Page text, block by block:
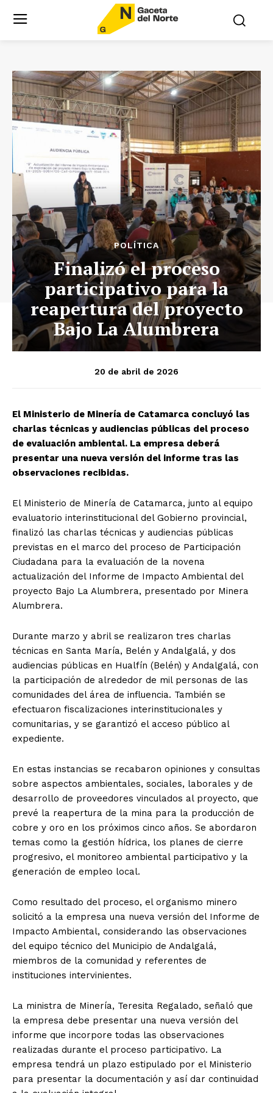
POLÍTICA
Finalizó el proceso
participativo para la
reapertura del proyecto
Bajo La Alumbrera
20 de abril de 2026
El Ministerio de Minería de Catamarca concluyó las
charlas técnicas y audiencias públicas del proceso
de evaluación ambiental. La empresa deberá
presentar una nueva versión del informe tras las
observaciones recibidas.
El Ministerio de Minería de Catamarca, junto al equipo
evaluatorio interinstitucional del Gobierno provincial,
finalizó las charlas técnicas y audiencias públicas
previstas en el marco del proceso de Participación
Ciudadana para la evaluación de la novena
actualización del Informe de Impacto Ambiental del
proyecto Bajo La Alumbrera, presentado por Minera
Alumbrera.
Durante marzo y abril se realizaron tres charlas
técnicas en Santa María, Belén y Andalgalá, y dos
audiencias públicas en Hualfín (Belén) y Andalgalá, con
la participación de alrededor de mil personas de las
comunidades del área de influencia. También se
efectuaron fiscalizaciones interinstitucionales y
comunitarias, y se garantizó el acceso público al
expediente.
En estas instancias se recabaron opiniones y consultas
sobre aspectos ambientales, sociales, laborales y de
desarrollo de proveedores vinculados al proyecto, que
prevé la reapertura de la mina para la producción de
cobre y oro en los próximos cinco años. Se abordaron
temas como la gestión hídrica, los planes de cierre
progresivo, el monitoreo ambiental participativo y la
generación de empleo local.
Como resultado del proceso, el organismo minero
solicitó a la empresa una nueva versión del Informe de
Impacto Ambiental, considerando las observaciones
del equipo técnico del Municipio de Andalgalá,
miembros de la comunidad y referentes de
instituciones intervinientes.
La ministra de Minería, Teresita Regalado, señaló que
la empresa debe presentar una nueva versión del
informe que incorpore todas las observaciones
realizadas durante el proceso participativo. La
empresa tendrá un plazo estipulado por el Ministerio
para presentar la documentación y así dar continuidad